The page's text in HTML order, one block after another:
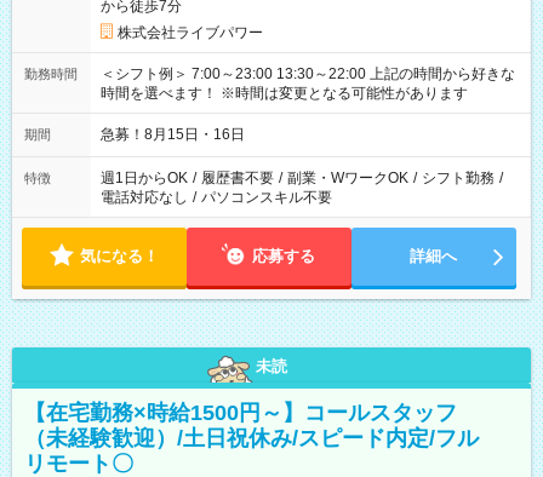
から徒歩7分
株式会社ライブパワー
勤務時間
＜シフト例＞ 7:00～23:00 13:30～22:00 上記の時間から好きな
時間を選べます！ ※時間は変更となる可能性があります
期間 急募！8月15日・16日
特徴 週1日からOK / 履歴書不要 / 副業・WワークOK / シフト勤務 /
電話対応なし / パソコンスキル不要
気になる！ 応募する 詳細へ
未読
【在宅勤務×時給1500円～】コールスタッフ
（未経験歓迎）/土日祝休み/スピード内定/フル
リモート〇